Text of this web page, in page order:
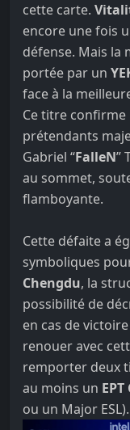
cette carte.
encore une fois
défense. Mais la
portée par un
face à la
Ce titre confirme
prétendants
Gabriel “FalleN”
au sommet,
flamboyante.
Cette défaite a
symboliques
Chengdu, la
possibilité de
en cas de victoire
renouer avec
remporter deux
au moins un
ou un Major ESL).